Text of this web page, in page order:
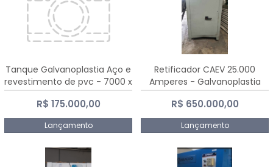
Tanque Galvanoplastia Aço e
revestimento de pvc - 7000 x
2200 mm
R$ 175.000,00
Lançamento
Retificador CAEV 25.000
Amperes - Galvanoplastia
R$ 650.000,00
Lançamento